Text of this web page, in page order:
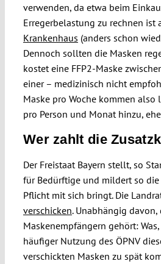
verwenden, da etwa beim
Erregerbelastung zu rechnen
Krankenhaus (anders schon
Dennoch sollten die Masken
kostet eine FFP2-Maske
einer – medizinisch nicht
Maske pro Woche kommen
pro Person und Monat hinzu,
Wer zahlt die
Der Freistaat Bayern stellt, so
für Bedürftige und mildert so
Pflicht mit sich bringt. Die
verschicken. Unabhängig
Maskenempfängern gehört:
häufiger Nutzung des ÖPNV
verschickten Masken zu spät